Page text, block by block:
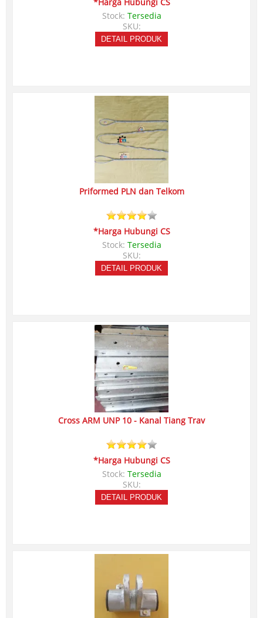
*Harga Hubungi CS
Stock: Tersedia
SKU:
DETAIL PRODUK
Priformed PLN dan Telkom
*Harga Hubungi CS
Stock: Tersedia
SKU:
DETAIL PRODUK
Cross ARM UNP 10 - Kanal Tiang Trav
*Harga Hubungi CS
Stock: Tersedia
SKU:
DETAIL PRODUK